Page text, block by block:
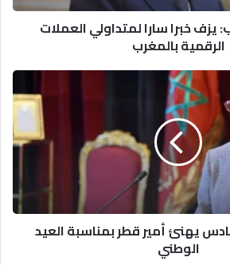
يزف خبرا سارا لمتداولي العملات
الرقمية بالمغرب
يهنئ أمير قطر بمناسبة العيد
الوطني